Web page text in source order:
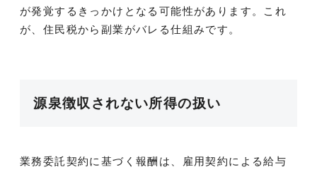
が発覚するきっかけとなる可能性があります。これ
が、住民税から副業がバレる仕組みです。
源泉徴収されない所得の扱い
業務委託契約に基づく報酬は、雇用契約による給与